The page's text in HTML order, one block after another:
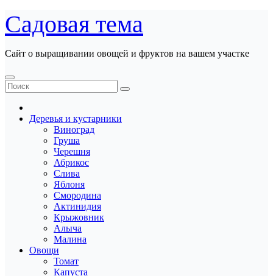
Перейти
к
содержанию
Садовая тема
Сайт о выращивании овощей и фруктов на вашем участке
Деревья и кустарники
Виноград
Груша
Черешня
Абрикос
Слива
Яблоня
Смородина
Актинидия
Крыжовник
Алыча
Малина
Овощи
Томат
Капуста